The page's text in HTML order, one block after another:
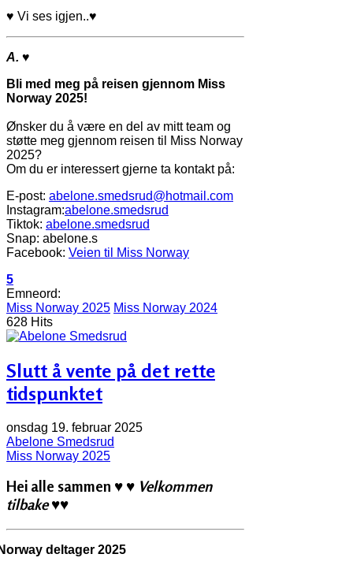
♥ Vi ses igjen..♥
A. ♥
Bli med meg på reisen gjennom Miss
Norway 2025!
Ønsker du å være en del av mitt team og
støtte meg gjennom reisen til Miss Norway
2025?
Om du er interessert gjerne ta kontakt på:
E-post: abelone.smedsrud@hotmail.com
Instagram:abelone.smedsrud
Tiktok: abelone.smedsrud
Snap: abelone.s
Facebook: Veien til Miss Norway
5
Emneord:
Miss Norway 2025 Miss Norway 2024
628 Hits
Slutt å vente på det rette
tidspunktet
onsdag 19. februar 2025
Abelone Smedsrud
Miss Norway 2025
Hei alle sammen ♥ ♥ Velkommen
tilbake ♥♥